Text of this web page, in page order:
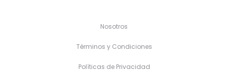
Nosotros
Términos y Condiciones
Políticas de Privacidad